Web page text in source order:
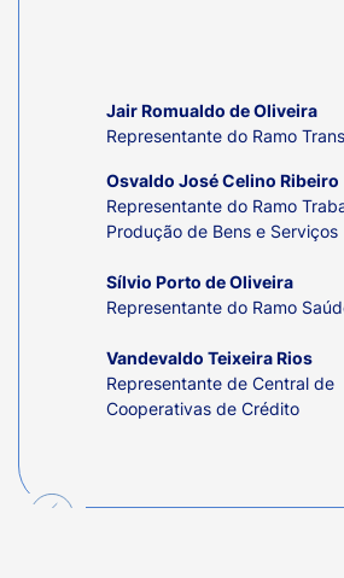
Jair Romualdo de Oliveira
Representante do Ramo
Osvaldo José Celino Ribeiro
Representante do Ramo
Produção de Bens e Serviços
Sílvio Porto de Oliveira
Representante do Ramo
Vandevaldo Teixeira Rios
Representante de Central de
Cooperativas de Crédito